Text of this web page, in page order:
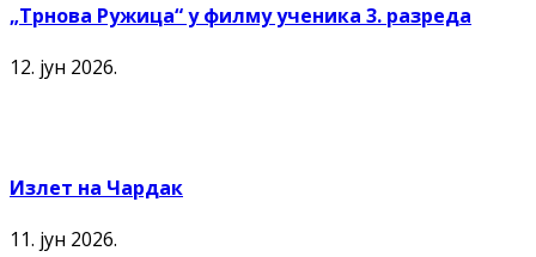
„Трнова Ружица“ у филму ученика 3. разреда
12. јун 2026.
Излет на Чардак
11. јун 2026.